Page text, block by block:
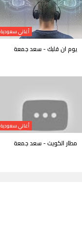
أغاني سعودية
يوم ان قلبك - سعد جمعة
أغاني سعودية
مطار الكويت - سعد جمعة